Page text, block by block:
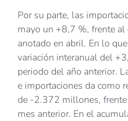
Por su parte, las
mayo un +8,7 %, frente
anotado en abril. En lo
variación interanual del
periodo del año anterior.
e importaciones da como
de -2.372 millones,
mes anterior. En el